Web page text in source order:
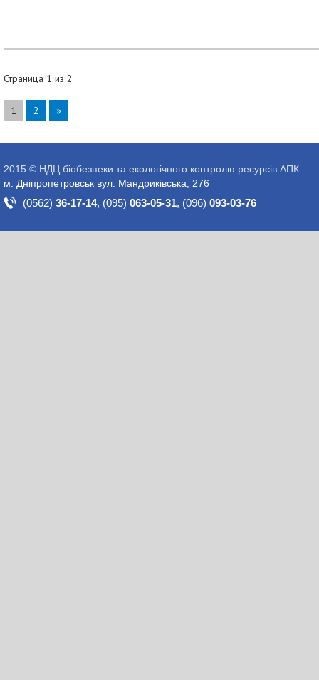
Страница 1 из 2
1 2 »
2015 © НДЦ біобезпеки та екологічного контролю ресурсів АПК
м. Дніпропетровськ вул. Мандриківська, 276
(0562) 36-17-14, (095) 063-05-31, (096) 093-03-76